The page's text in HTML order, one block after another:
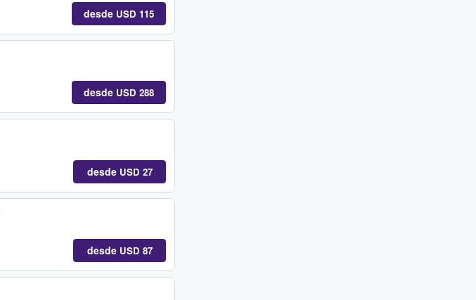
desde USD 115
desde USD 288
desde USD 27
desde USD 87